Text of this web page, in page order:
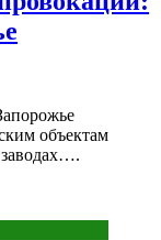
объектам